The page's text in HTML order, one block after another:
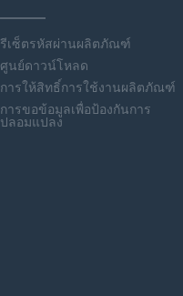
รีเซ็ตรหัสผ่านผลิตภัณฑ์
ศูนย์ดาวน์โหลด
การให้สิทธิ์การใช้งานผลิตภัณฑ์
การขอข้อมูลเพื่อป้องกันการ
ปลอมแปลง